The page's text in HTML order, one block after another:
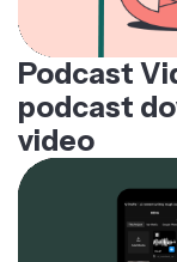
Podcast
podcast
video